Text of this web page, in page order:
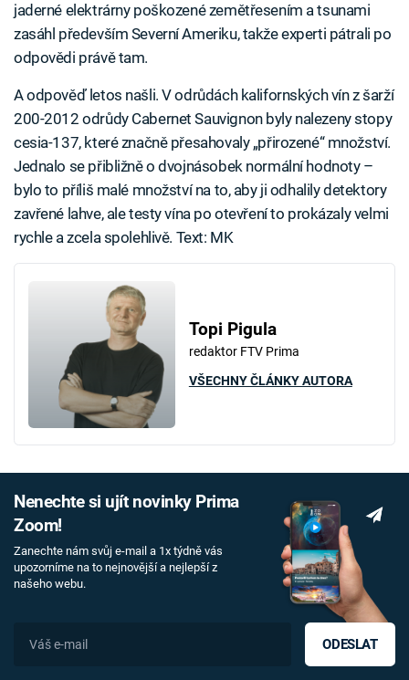
jaderné elektrárny poškozené zemětřesením a tsunami
zasáhl především Severní Ameriku, takže experti pátrali po
odpovědi právě tam.
A odpověď letos našli. V odrůdách kalifornských vín z šarží
200-2012 odrůdy Cabernet Sauvignon byly nalezeny stopy
cesia-137, které značně přesahovaly „přirozené“ množství.
Jednalo se přibližně o dvojnásobek normální hodnoty –
bylo to příliš malé množství na to, aby ji odhalily detektory
zavřené lahve, ale testy vína po otevření to prokázaly velmi
rychle a zcela spolehlivě. Text: MK
Topi Pigula
redaktor FTV Prima
VŠECHNY ČLÁNKY AUTORA
Nenechte si ujít novinky Prima
Zoom!
Zanechte nám svůj e-mail a 1x týdně vás
upozorníme na to nejnovější a nejlepší z
našeho webu.
ODESLAT